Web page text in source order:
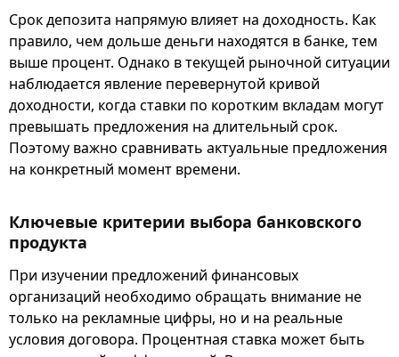
Срок депозита напрямую влияет на доходность. Как
правило, чем дольше деньги находятся в банке, тем
выше процент. Однако в текущей рыночной ситуации
наблюдается явление перевернутой кривой
доходности, когда ставки по коротким вкладам могут
превышать предложения на длительный срок.
Поэтому важно сравнивать актуальные предложения
на конкретный момент времени.
Ключевые критерии выбора банковского
продукта
При изучении предложений финансовых
организаций необходимо обращать внимание не
только на рекламные цифры, но и на реальные
условия договора. Процентная ставка может быть